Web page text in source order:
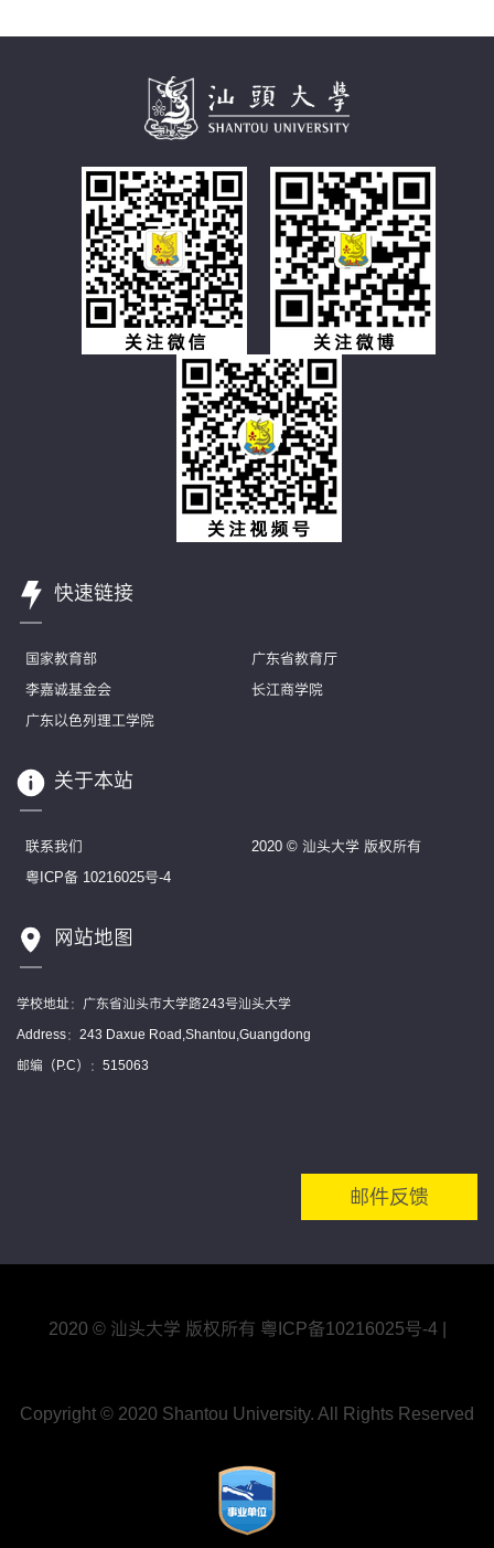
快速链接
国家教育部
广东省教育厅
李嘉诚基金会
长江商学院
广东以色列理工学院
关于本站
联系我们
2020 © 汕头大学 版权所有
粤ICP备 10216025号-4
网站地图
学校地址：广东省汕头市大学路243号汕头大学
Address：243 Daxue Road,Shantou,Guangdong
邮编（P.C）：515063
邮件反馈
2020 © 汕头大学 版权所有 粤ICP备10216025号-4|
Copyright © 2020 Shantou University. All Rights Reserved